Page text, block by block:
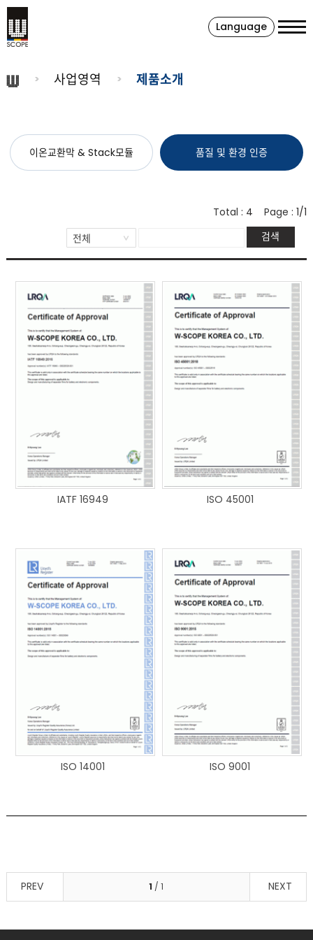
Language
사업영역 제품소개
이온교환막 & Stack모듈 품질 및 환경 인증
검색
Total : 4 Page :1/1
IATF 16949 ISO 45001
ISO 14001 ISO 9001
PREV 1 / 1 NEXT